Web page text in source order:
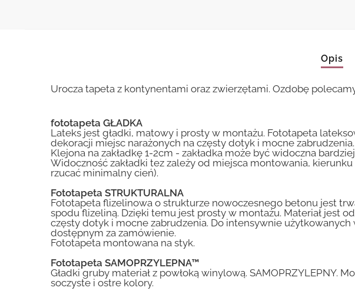
Opis
Urocza tapeta z kontynentami oraz zwierzętami. Ozdobę
fototapeta GŁADKA
Lateks jest gładki, matowy i prosty w montażu. Fototapeta
dekoracji miejsc narażonych na częsty dotyk i mocne zabrudzenia.
Klejona na zakładkę 1-2cm - zakładka może być widoczna
Widoczność zakładki tez zależy od miejsca montowania,
rzucać minimalny cień).
Fototapeta STRUKTURALNA
Fototapeta flizelinowa o strukturze nowoczesnego betonu jest
spodu flizeliną. Dzięki temu jest prosty w montażu. Materiał jest
częsty dotyk i mocne zabrudzenia. Do intensywnie
dostępnym za zamówienie.
Fototapeta montowana na styk.
Fototapeta SAMOPRZYLEPNA™
Gładki gruby materiał z powłoką winylową. SAMOPRZYLEPNY.
soczyste i ostre kolory.